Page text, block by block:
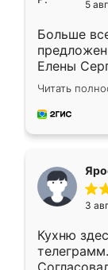
5
Больше
Елены
короткие
для
Читать
3
Кухню